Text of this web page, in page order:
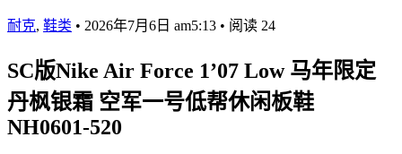
耐克, 鞋类 • 2026年7月6日 am5:13 • 阅读 24
SC版Nike Air Force 1’07 Low 马年限定
丹枫银霜 空军一号低帮休闲板鞋
NH0601-520